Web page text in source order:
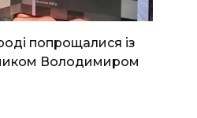
попрощалися із
Володимиром